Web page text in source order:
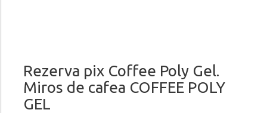
Rezerva pix Coffee Poly Gel.
Miros de cafea COFFEE POLY
GEL